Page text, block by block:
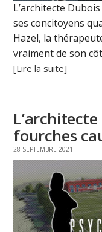
L’architecte
ses concitoyens
Hazel, la
vraiment de son
[Lire la suite]
fourches
28 SEPTEMBRE 2021